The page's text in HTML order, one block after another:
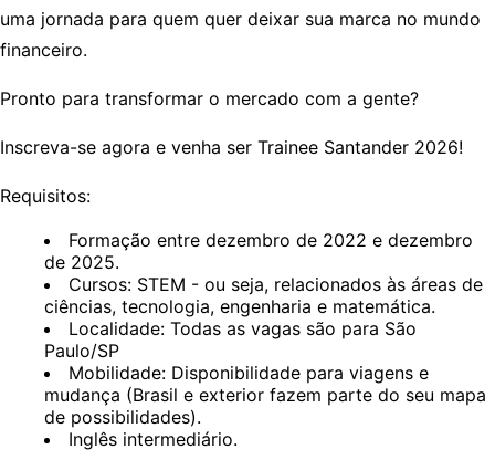
uma jornada para quem quer deixar sua marca no mundo
financeiro.
Pronto para transformar o mercado com a gente?
Inscreva-se agora e venha ser Trainee Santander 2026!
Requisitos:
Formação entre dezembro de 2022 e dezembro
de 2025.
Cursos: STEM - ou seja, relacionados às áreas de
ciências, tecnologia, engenharia e matemática.
Localidade: Todas as vagas são para São
Paulo/SP
Mobilidade: Disponibilidade para viagens e
mudança (Brasil e exterior fazem parte do seu mapa
de possibilidades).
Inglês intermediário.